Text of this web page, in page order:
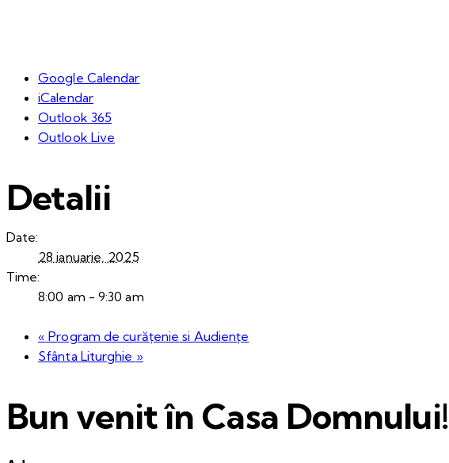
Google Calendar
iCalendar
Outlook 365
Outlook Live
Detalii
Date:
28 ianuarie, 2025
Time:
8:00 am - 9:30 am
« Program de curățenie si Audiențe
Sfânta Liturghie »
Bun venit în Casa Domnului!